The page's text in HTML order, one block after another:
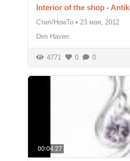
Interior of the shop - Antik
Стил/HowTo • 23 мая, 2012
Dim Haven
4771 0 0
00:04:27